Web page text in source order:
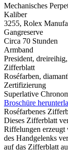
Mechanisches
Kaliber
3255, Rolex
Gangreserve
Circa 70 Stunden
Armband
President,
Zifferblatt
Roséfarben,
Zertifizierung
Superlative
Broschüre
Roséfarbenes
Dieses Zifferblatt
Riffelungen erzeugt
des Handgelenks
auf das Zifferblatt